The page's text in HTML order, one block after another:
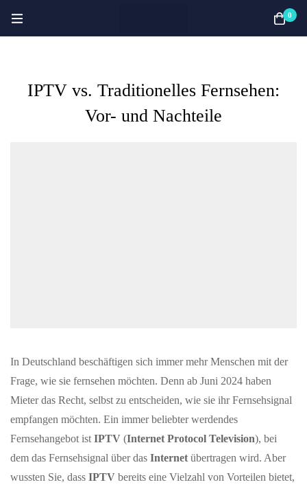
0
IPTV vs. Traditionelles Fernsehen:
Vor- und Nachteile
In Deutschland beschäftigen sich immer mehr Menschen mit der
Frage, wie sie fernsehen möchten. Denn ab Juni 2024 haben
Mieter das Recht, selbst zu entscheiden, wie sie ihr Fernsehsignal
empfangen möchten. Ein immer beliebter werdendes
Fernsehangebot ist IPTV (Internet Protocol Television), bei
dem das Fernsehsignal über das Internet übertragen wird. Aber
wussten Sie, dass IPTV bereits eine Vielzahl von Vorteilen bietet,